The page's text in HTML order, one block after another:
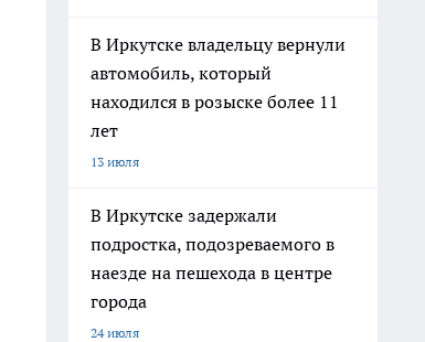
В Иркутске владельцу вернули
автомобиль, который
находился в розыске более 11
лет
13 июля
В Иркутске задержали
подростка, подозреваемого в
наезде на пешехода в центре
города
24 июля